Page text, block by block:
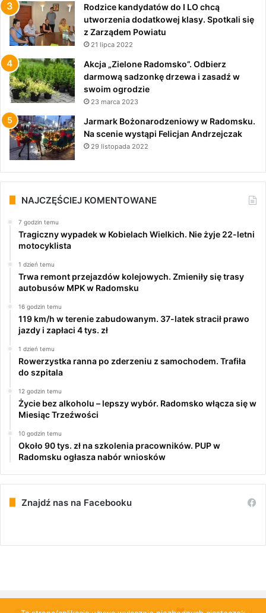
Rodzice kandydatów do I LO chcą
utworzenia dodatkowej klasy. Spotkali się
z Zarządem Powiatu
21 lipca 2022
Akcja „Zielone Radomsko”. Odbierz
darmową sadzonkę drzewa i zasadź w
swoim ogrodzie
23 marca 2023
Jarmark Bożonarodzeniowy w Radomsku.
Na scenie wystąpi Felicjan Andrzejczak
29 listopada 2022
NAJCZĘŚCIEJ KOMENTOWANE
7 godzin temu
Tragiczny wypadek w Kobielach Wielkich. Nie żyje 22-letni
motocyklista
1 dzień temu
Trwa remont przejazdów kolejowych. Zmieniły się trasy
autobusów MPK w Radomsku
16 godzin temu
119 km/h w terenie zabudowanym. 37-latek stracił prawo
jazdy i zapłaci 4 tys. zł
1 dzień temu
Rowerzystka ranna po zderzeniu z samochodem. Trafiła
do szpitala
12 godzin temu
Życie bez alkoholu – lepszy wybór. Radomsko włącza się w
Miesiąc Trzeźwości
10 godzin temu
Około 90 tys. zł na szkolenia pracowników. PUP w
Radomsku ogłasza nabór wniosków
Znajdź nas na Facebooku